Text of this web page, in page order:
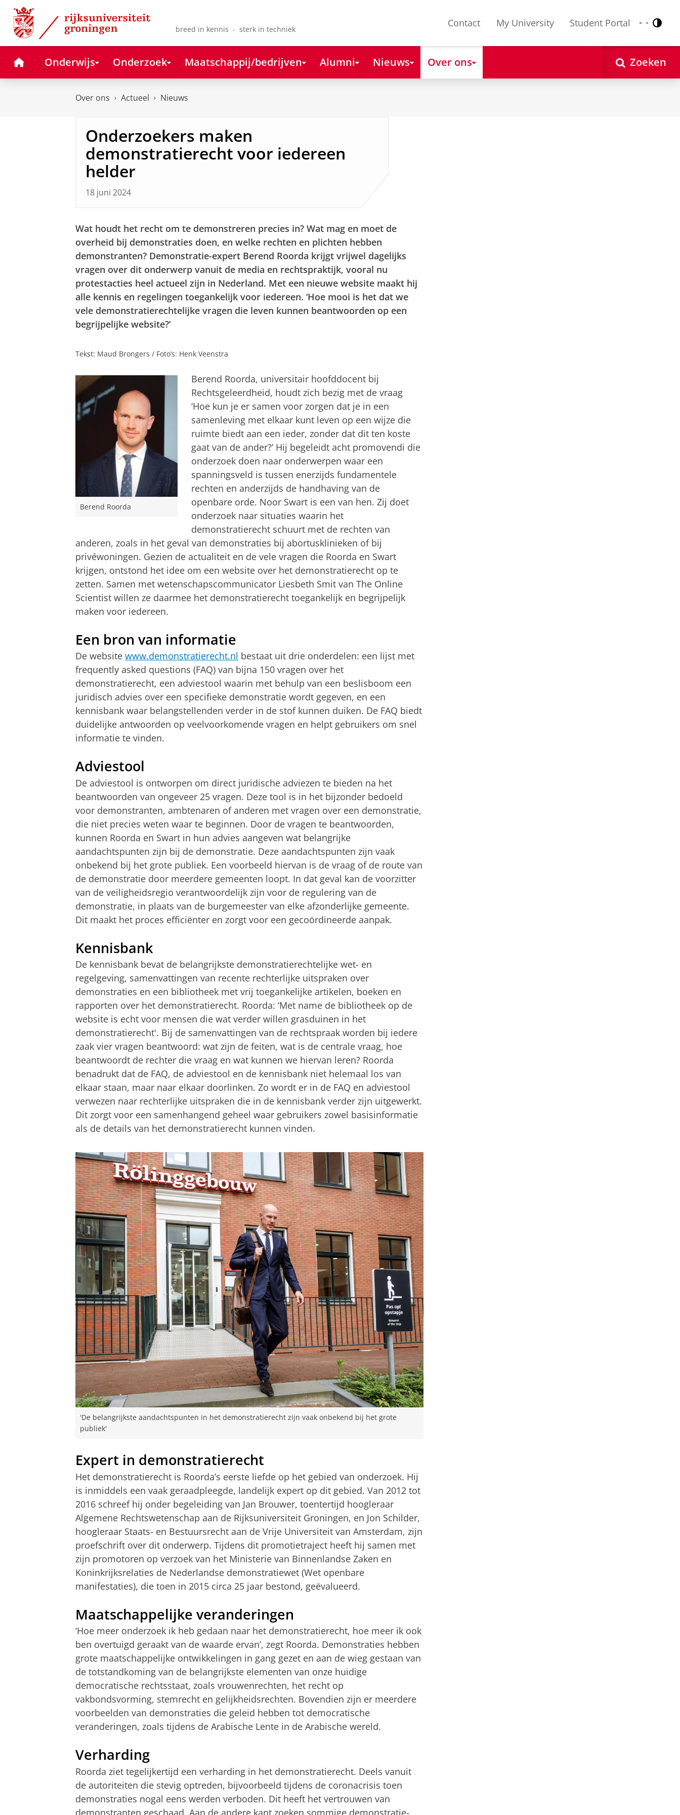
Skip
Content
Skip
Navigation
breed in kennis - sterk in techniek
Contact My University Student Portal Nederlands
English
HomeOnderwijs Onderzoek Maatschappij/bedrijven Alumni Nieuws Over ons Zoeken
Over ons Actueel Nieuws
Onderzoekers maken
demonstratierecht voor iedereen
helder
18 juni 2024
Wat houdt het recht om te demonstreren precies in? Wat mag en moet de
overheid bij demonstraties doen, en welke rechten en plichten hebben
demonstranten? Demonstratie-expert Berend Roorda krijgt vrijwel dagelijks
vragen over dit onderwerp vanuit de media en rechtspraktijk, vooral nu
protestacties heel actueel zijn in Nederland. Met een nieuwe website maakt hij
alle kennis en regelingen toegankelijk voor iedereen. ‘Hoe mooi is het dat we
vele demonstratierechtelijke vragen die leven kunnen beantwoorden op een
begrijpelijke website?’
Tekst: Maud Brongers / Foto’s: Henk Veenstra
Berend Roorda
Berend Roorda, universitair hoofddocent bij
Rechtsgeleerdheid, houdt zich bezig met de vraag
‘Hoe kun je er samen voor zorgen dat je in een
samenleving met elkaar kunt leven op een wijze die
ruimte biedt aan een ieder, zonder dat dit ten koste
gaat van de ander?’ Hij begeleidt acht promovendi die
onderzoek doen naar onderwerpen waar een
spanningsveld is tussen enerzijds fundamentele
rechten en anderzijds de handhaving van de
openbare orde. Noor Swart is een van hen. Zij doet
onderzoek naar situaties waarin het
demonstratierecht schuurt met de rechten van
anderen, zoals in het geval van demonstraties bij abortusklinieken of bij
privéwoningen. Gezien de actualiteit en de vele vragen die Roorda en Swart
krijgen, ontstond het idee om een website over het demonstratierecht op te
zetten. Samen met wetenschapscommunicator Liesbeth Smit van The Online
Scientist willen ze daarmee het demonstratierecht toegankelijk en begrijpelijk
maken voor iedereen.
Een bron van informatie
De website www.demonstratierecht.nl bestaat uit drie onderdelen: een lijst met
frequently asked questions (FAQ) van bijna 150 vragen over het
demonstratierecht, een adviestool waarin met behulp van een beslisboom een
juridisch advies over een specifieke demonstratie wordt gegeven, en een
kennisbank waar belangstellenden verder in de stof kunnen duiken. De FAQ biedt
duidelijke antwoorden op veelvoorkomende vragen en helpt gebruikers om snel
informatie te vinden.
Adviestool
De adviestool is ontworpen om direct juridische adviezen te bieden na het
beantwoorden van ongeveer 25 vragen. Deze tool is in het bijzonder bedoeld
voor demonstranten, ambtenaren of anderen met vragen over een demonstratie,
die niet precies weten waar te beginnen. Door de vragen te beantwoorden,
kunnen Roorda en Swart in hun advies aangeven wat belangrijke
aandachtspunten zijn bij de demonstratie. Deze aandachtspunten zijn vaak
onbekend bij het grote publiek. Een voorbeeld hiervan is de vraag of de route van
de demonstratie door meerdere gemeenten loopt. In dat geval kan de voorzitter
van de veiligheidsregio verantwoordelijk zijn voor de regulering van de
demonstratie, in plaats van de burgemeester van elke afzonderlijke gemeente.
Dit maakt het proces efficiënter en zorgt voor een gecoördineerde aanpak.
Kennisbank
De kennisbank bevat de belangrijkste demonstratierechtelijke wet- en
regelgeving, samenvattingen van recente rechterlijke uitspraken over
demonstraties en een bibliotheek met vrij toegankelijke artikelen, boeken en
rapporten over het demonstratierecht. Roorda: ‘Met name de bibliotheek op de
website is echt voor mensen die wat verder willen grasduinen in het
demonstratierecht'. Bij de samenvattingen van de rechtspraak worden bij iedere
zaak vier vragen beantwoord: wat zijn de feiten, wat is de centrale vraag, hoe
beantwoordt de rechter die vraag en wat kunnen we hiervan leren? Roorda
benadrukt dat de FAQ, de adviestool en de kennisbank niet helemaal los van
elkaar staan, maar naar elkaar doorlinken. Zo wordt er in de FAQ en adviestool
verwezen naar rechterlijke uitspraken die in de kennisbank verder zijn uitgewerkt.
Dit zorgt voor een samenhangend geheel waar gebruikers zowel basisinformatie
als de details van het demonstratierecht kunnen vinden.
'De belangrijkste aandachtspunten in het demonstratierecht zijn vaak onbekend bij het grote
publiek'
Expert in demonstratierecht
Het demonstratierecht is Roorda’s eerste liefde op het gebied van onderzoek. Hij
is inmiddels een vaak geraadpleegde, landelijk expert op dit gebied. Van 2012 tot
2016 schreef hij onder begeleiding van Jan Brouwer, toentertijd hoogleraar
Algemene Rechtswetenschap aan de Rijksuniversiteit Groningen, en Jon Schilder,
hoogleraar Staats- en Bestuursrecht aan de Vrije Universiteit van Amsterdam, zijn
proefschrift over dit onderwerp. Tijdens dit promotietraject heeft hij samen met
zijn promotoren op verzoek van het Ministerie van Binnenlandse Zaken en
Koninkrijksrelaties de Nederlandse demonstratiewet (Wet openbare
manifestaties), die toen in 2015 circa 25 jaar bestond, geëvalueerd.
Maatschappelijke veranderingen
‘Hoe meer onderzoek ik heb gedaan naar het demonstratierecht, hoe meer ik ook
ben overtuigd geraakt van de waarde ervan’, zegt Roorda. Demonstraties hebben
grote maatschappelijke ontwikkelingen in gang gezet en aan de wieg gestaan van
de totstandkoming van de belangrijkste elementen van onze huidige
democratische rechtsstaat, zoals vrouwenrechten, het recht op
vakbondsvorming, stemrecht en gelijkheidsrechten. Bovendien zijn er meerdere
voorbeelden van demonstraties die geleid hebben tot democratische
veranderingen, zoals tijdens de Arabische Lente in de Arabische wereld.
Verharding
Roorda ziet tegelijkertijd een verharding in het demonstratierecht. Deels vanuit
de autoriteiten die stevig optreden, bijvoorbeeld tijdens de coronacrisis toen
demonstraties nogal eens werden verboden. Dit heeft het vertrouwen van
demonstranten geschaad. Aan de andere kant zoeken sommige demonstratie-